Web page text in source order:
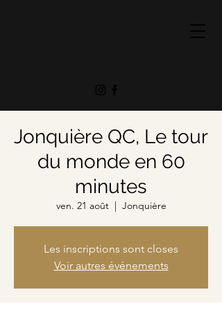
Jonquière QC, Le tour
du monde en 60
minutes
ven. 21 août
  |
Jonquière
Les inscriptions sont closes
Voir autres événements